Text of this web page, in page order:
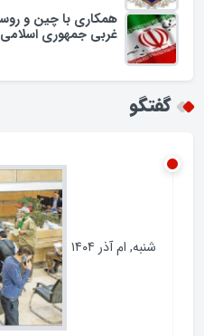
همکاری با چین و
غربی جمهوری
گفتگو
شنبه, ام آذر ۱۴۰۴